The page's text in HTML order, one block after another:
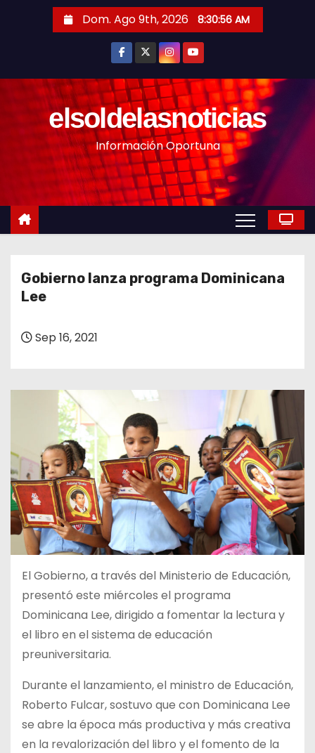
n
Dom. Ago 9th, 2026 8:30:58 AM
elsoldelasnoticias
Información Oportuna
Gobierno lanza programa Dominicana
Lee
Sep 16, 2021
El Gobierno, a través del Ministerio de Educación,
presentó este miércoles el programa
Dominicana Lee, dirigido a fomentar la lectura y
el libro en el sistema de educación
preuniversitaria.
Durante el lanzamiento, el ministro de Educación,
Roberto Fulcar, sostuvo que con Dominicana Lee
se abre la época más productiva y más creativa
en la revalorización del libro y el fomento de la